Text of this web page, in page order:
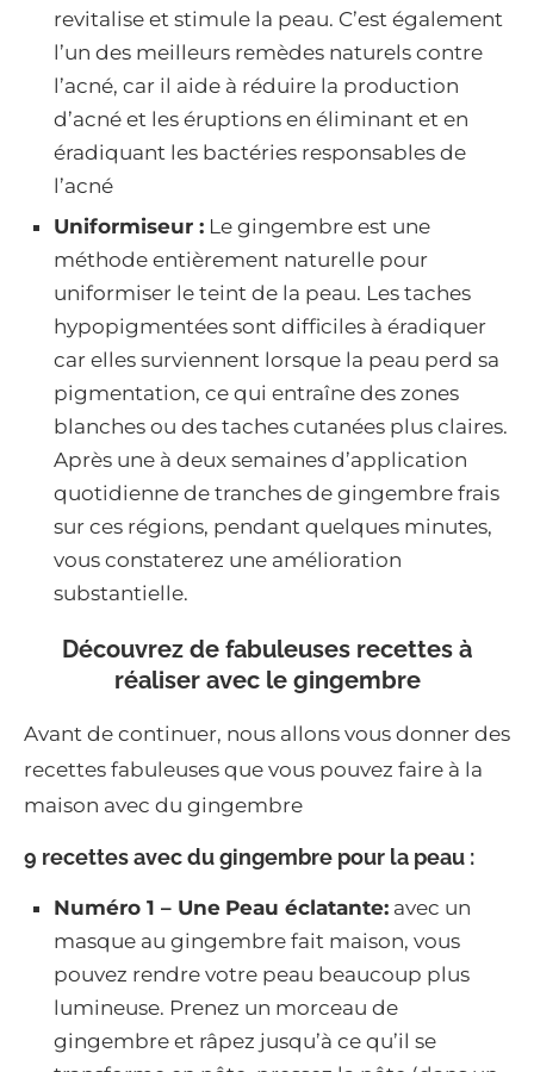
revitalise et stimule la peau. C’est également
l’un des meilleurs remèdes naturels contre
l’acné, car il aide à réduire la production
d’acné et les éruptions en éliminant et en
éradiquant les bactéries responsables de
l’acné
Uniformiseur : Le gingembre est une
méthode entièrement naturelle pour
uniformiser le teint de la peau. Les taches
hypopigmentées sont difficiles à éradiquer
car elles surviennent lorsque la peau perd sa
pigmentation, ce qui entraîne des zones
blanches ou des taches cutanées plus claires.
Après une à deux semaines d’application
quotidienne de tranches de gingembre frais
sur ces régions, pendant quelques minutes,
vous constaterez une amélioration
substantielle.
Découvrez de fabuleuses recettes à
réaliser avec le gingembre
Avant de continuer, nous allons vous donner des
recettes fabuleuses que vous pouvez faire à la
maison avec du gingembre
9 recettes avec du gingembre pour la peau :
Numéro 1 – Une Peau éclatante: avec un
masque au gingembre fait maison, vous
pouvez rendre votre peau beaucoup plus
lumineuse. Prenez un morceau de
gingembre et râpez jusqu’à ce qu’il se